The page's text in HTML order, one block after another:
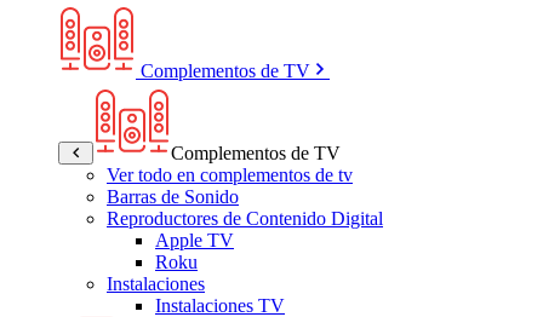
Complementos de TV
Complementos de TV
Ver todo en complementos de tv
Barras de Sonido
Reproductores de Contenido Digital
Apple TV
Roku
Instalaciones
Instalaciones TV